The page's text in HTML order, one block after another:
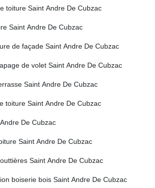
toiture Saint Andre De Cubzac
Saint Andre De Cubzac
de façade Saint Andre De Cubzac
de volet Saint Andre De Cubzac
Saint Andre De Cubzac
toiture Saint Andre De Cubzac
De Cubzac
Saint Andre De Cubzac
Saint Andre De Cubzac
boiserie bois Saint Andre De Cubzac